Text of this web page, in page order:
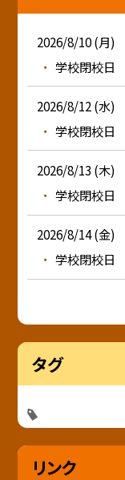
2026/8/10 (月)
学校閉校日
2026/8/12 (水)
学校閉校日
2026/8/13 (木)
学校閉校日
2026/8/14 (金)
学校閉校日
タグ
リンク